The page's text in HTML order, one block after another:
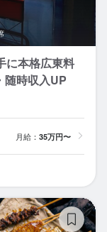
に本格広東料
随時収入UP
月給： 35万円〜